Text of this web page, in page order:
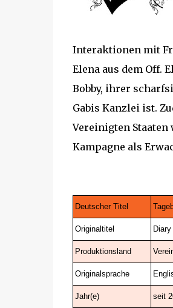
Interaktionen mit
Elena aus dem Off.
Bobby, ihrer
Gabis Kanzlei ist.
Vereinigten
Kampagne als
Deutscher Titel
Originaltitel
Produktionsland
Originalsprache
Jahr(e) seit